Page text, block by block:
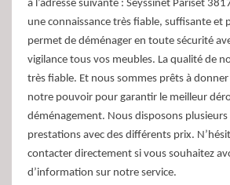
à l’adresse suivante : Seyssinet Pariset
une connaissance très fiable, suffisante et
permet de déménager en toute sécurité
vigilance tous vos meubles. La qualité de
très fiable. Et nous sommes prêts à
notre pouvoir pour garantir le meilleur
déménagement. Nous disposons plusieurs
prestations avec des différents prix.
contacter directement si vous souhaitez
d’information sur notre service.